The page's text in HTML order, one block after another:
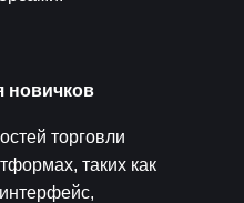
новичков
торговли
таких как